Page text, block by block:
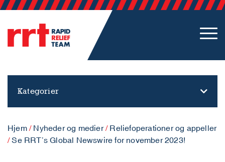
Kategorier
Hjem/ Nyheder og medier/ Reliefoperationer og appeller
/Se RRT’s Global Newswire for november 2023!